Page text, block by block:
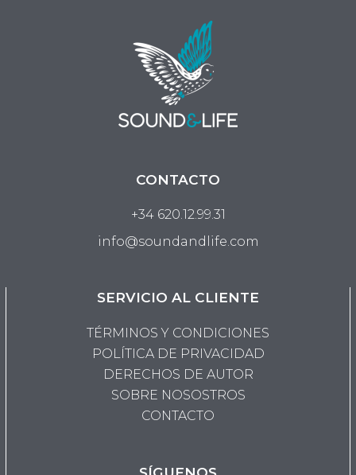
CONTACTO
+34 620.12.99.31
info@soundandlife.com
SERVICIO AL CLIENTE
TÉRMINOS Y CONDICIONES
POLÍTICA DE PRIVACIDAD
DERECHOS DE AUTOR
SOBRE NOSOSTROS
CONTACTO